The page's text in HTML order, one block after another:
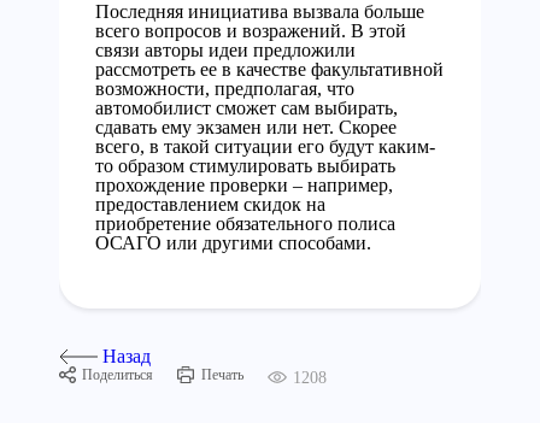
Последняя инициатива вызвала больше
всего вопросов и возражений. В этой
связи авторы идеи предложили
рассмотреть ее в качестве факультативной
возможности, предполагая, что
автомобилист сможет сам выбирать,
сдавать ему экзамен или нет. Скорее
всего, в такой ситуации его будут каким-
то образом стимулировать выбирать
прохождение проверки – например,
предоставлением скидок на
приобретение обязательного полиса
ОСАГО или другими способами.
Назад
Поделиться Печать 1208